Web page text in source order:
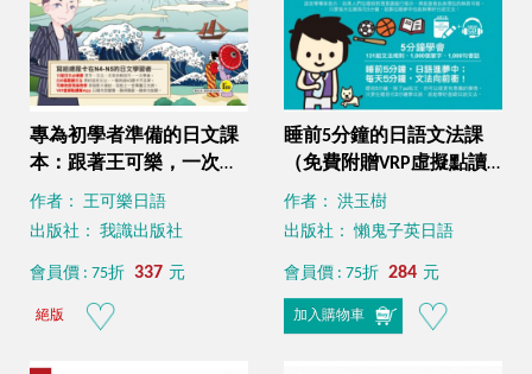
專為初學者準備的日文課
本：跟著王可樂，一次學
好基礎日文（1CD＋可樂
老師／原田老師真人教學
App）
作者： 王可樂日語
出版社： 我識出版社
會員價 : 75折 337 元
絕版
睡前5分鐘的日語文法課
（免費附贈VRP虛擬點讀
筆App+1CD）
作者： 洪玉樹
出版社： 懶鬼子英日語
會員價 : 75折 284 元
加入購物車